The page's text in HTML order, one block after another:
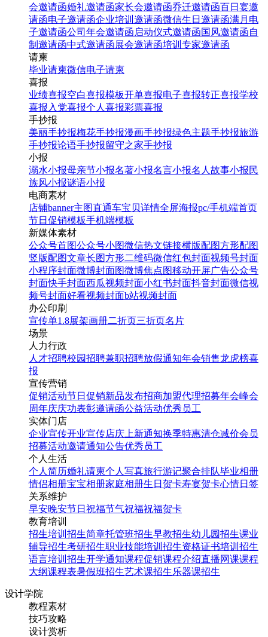
会邀请函婚礼邀请函家长会邀请函乔迁邀请函百日宴邀
请函电子邀请函企业培训邀请函微信生日邀请函满月电
子邀请函公司年会邀请函 启动仪式邀请函国风邀请函自
制邀请函中式邀请函展会邀请函培训专家邀请函
请柬
毕业请柬微信电子请柬
喜报
业绩喜报空白喜报模板开单喜报电子喜报转正喜报学校
喜报 入党喜报个人喜报彩票喜报
手抄报
美丽手抄报梅花手抄报漫画手抄报绿色主题手抄报旅游
手抄报论语手抄报留守之家手抄报
小报
溺水小报母亲节小报名著小报名言小报名人故事小报民
族风小报谜语小报
电商素材
店铺banner主图直通车宝贝详情全屏海报pc/手机端首页
节日促销模板手机端模板
新媒体素材
公众号首图公众号小图微信热文链接横版配图方形配图
竖版配图文章长图方形二维码微信红包封面视频号封面
小程序封面微博封面图微博焦点图移动开屏广告公众号
封面快手封面西瓜视频封面小红书封面抖音封面微信视
频号封面好看视频封面b站视频封面
办公印刷
宣传单1.8展架画册二折页三折页名片
场景
人力行政
人才招聘校园招聘兼职招聘放假通知年会销售龙虎榜喜
报
宣传营销
促销活动节日促销新品发布招商加盟代理招募年会峰会
周年庆庆功表彰邀请函公益活动优秀员工
实体门店
企业宣传开业宣传店庆 上新通知换季特惠清仓减价会员
招募活动邀请通知公告优秀员工
个人生活
个人简历婚礼请柬个人写真旅行游记聚合排队毕业相册
情侣相册宝宝相册家庭相册生日贺卡寿宴贺卡心情日签
关系维护
早安晚安节日祝福节气祝福祝福贺卡
教育培训
招生培训 招生简章托管班招生早教招生幼儿园招生课业
辅导招生考研招生职业技能培训招生资格证书培训招生
语言培训招生开学通知课程促销课程介绍直播网课课程
大纲课程表暑假班招生艺术课招生乐器课招生
设计学院
教程素材
技巧攻略
设计赏析